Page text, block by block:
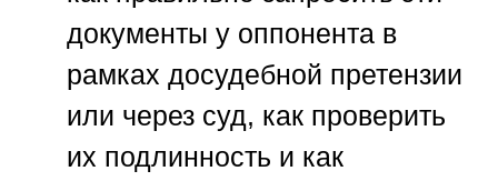
документы у оппонента в
рамках досудебной претензии
или через суд, как проверить
их подлинность и как